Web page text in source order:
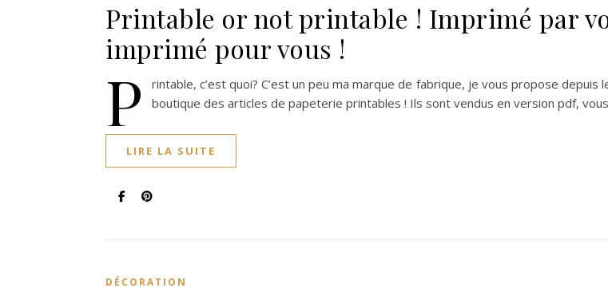
Printable or not printable ! Imprimé par
imprimé pour vous !
P
rintable, c’est quoi? C’est un peu ma marque de fabrique, je vous propose depuis
boutique des articles de papeterie printables ! Ils sont vendus en version pdf,
LIRE LA SUITE
DÉCORATION